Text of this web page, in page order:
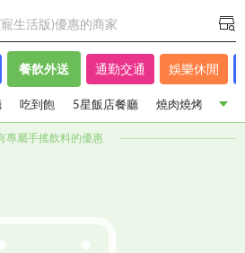
生活版)優惠的商家
餐飲外送 通勤交通 娛樂休閒
廳 吃到飽
吃到飽 5星飯店餐廳 燒肉燒烤 火鍋
專屬手搖飲料的優惠